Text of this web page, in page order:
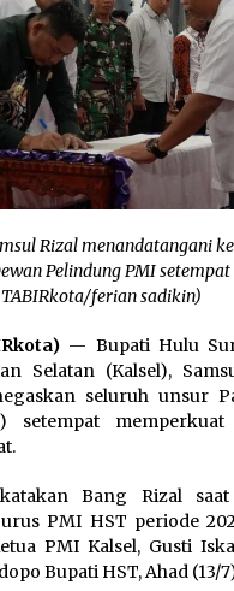
Kejaksaan, Ada Apa?
4, 2026
Dana Transfer Pusat Berkurang,
Pastikan Enam Prioritas
Tetap Berjalan
4, 2026
Rizal menandatangani
Pelindung PMI
TABIRkota/ferian sadikin)
— Bupati Hulu
Selatan (Kalsel),
seluruh unsur
setempat memperkuat
Bang Rizal
PMI HST periode
PMI Kalsel, Gusti
Bupati HST, Ahad (13/